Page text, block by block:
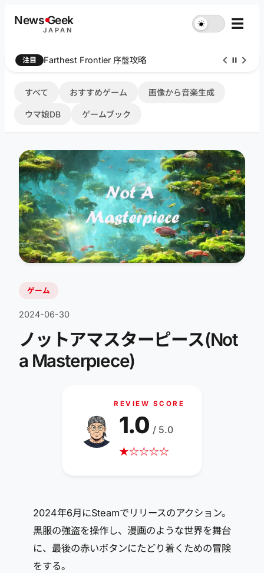
NewsGeek
JAPAN
☀︎ ☰
注目 Farthest Frontier 序盤攻略
すべて おすすめゲーム 画像から音楽生成
ウマ娘DB ゲームブック
ゲーム
2024-06-30
ノットアマスターピース(Not
a Masterpıece)
REVIEW SCORE
★☆☆☆☆
1.0 / 5.0
2024年6月にSteamでリリースのアクション。
黒服の強盗を操作し、漫画のような世界を舞台
に、最後の赤いボタンにたどり着くための冒険
をする。